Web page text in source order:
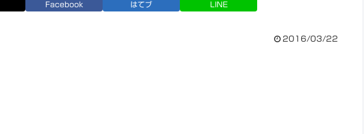
Facebook はてブ LINE
2016/03/22